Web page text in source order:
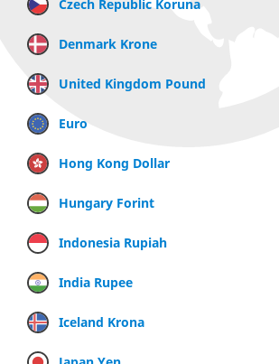
Czech Republic Koruna
Denmark Krone
United Kingdom Pound
Euro
Hong Kong Dollar
Hungary Forint
Indonesia Rupiah
India Rupee
Iceland Krona